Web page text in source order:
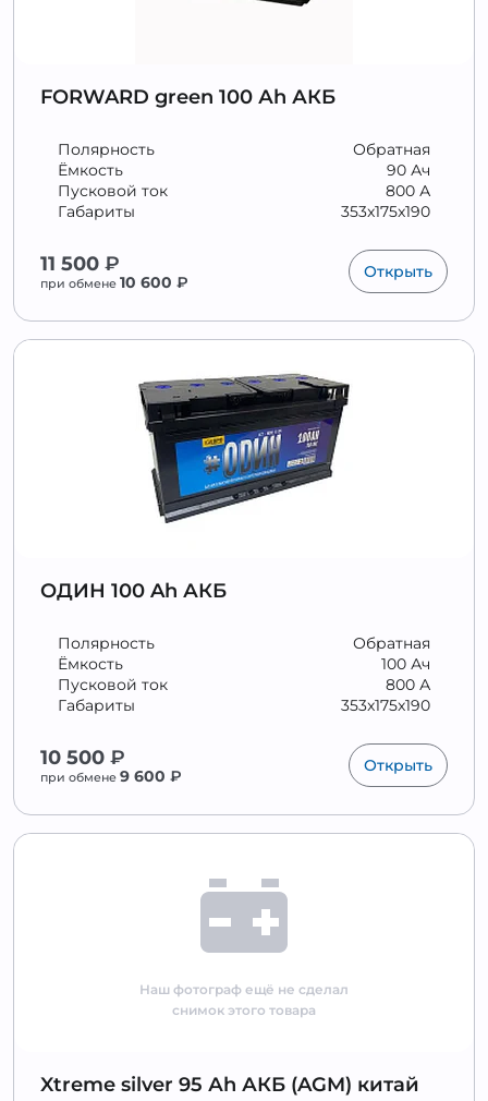
FORWARD green 100 Аh АКБ
Обратная
Полярность
90 Ач
Ёмкость
800 А
Пусковой ток
353x175x190
Габариты
11 500 ₽
при обмене 10 600 ₽
Открыть
ОДИН 100 Ah АКБ
Обратная
Полярность
100 Ач
Ёмкость
800 А
Пусковой ток
353x175x190
Габариты
10 500 ₽
при обмене 9 600 ₽
Открыть
Наш фотограф ещё не сделал
снимок этого товара
Xtreme silver 95 Аh АКБ (AGM) китай